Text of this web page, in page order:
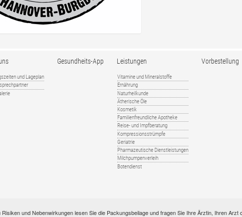
und Lageplan
Gesundheits-App Leistungen
Vitamine und Mineralstoffe
Ernährung
Naturheilkunde
Ätherische Öle
Kosmetik
Familienfreundliche Apotheke
Reise- und Impfberatung
Kompressionsstrümpfe
Geriatrie
Pharmazeutische Dienstleistungen
Milchpumpenverleih
Botendienst
Vorbestellung
Risiken und Nebenwirkungen lesen Sie die Packungsbeilage und fragen Sie Ihre Ärztin, Ihren